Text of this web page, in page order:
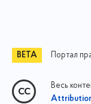
Портал
Весь